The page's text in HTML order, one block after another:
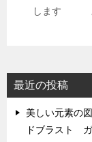
します
最近の投稿
美しい元素の
ドブラスト